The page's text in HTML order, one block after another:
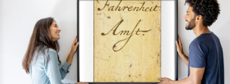
Monet, Sterrennacht, impressionisme,
weide, abstract met veel rood, donker
olieverfschilderij, staand naakt naast
een boom.